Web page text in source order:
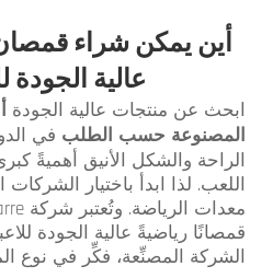
أين يمكن شراء
عالية الجودة
ابحث عن منتجات عالية الجودة
المصنوعة حسب الطلب في
الراحة والشكل الأنيق أهميةً
اللعب. لذا ابدأ باختيار
قمصانًا رياضيةً عالية الجودة
الشركة المصنِّعة، فكِّر في نوع